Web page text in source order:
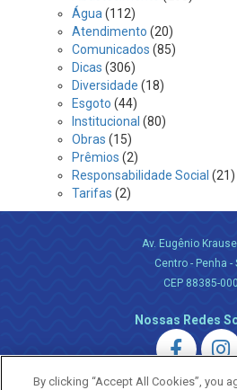
Água (112)
Atendimento (20)
Comunicados (85)
Dicas (306)
Diversidade (18)
Esgoto (44)
Institucional (80)
Obras (15)
Prêmios (2)
Responsabilidade Social (21)
Tarifas (2)
Av. Eugênio
Centro - Penha -
CEP 88385-000
Nossas Redes
By clicking “Accept All Cookies”, you